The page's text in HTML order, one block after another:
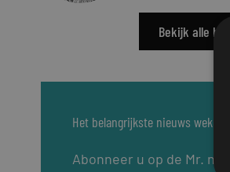
Bekijk alle
Het belangrijkste nieuws
Abonneer u op de Mr.